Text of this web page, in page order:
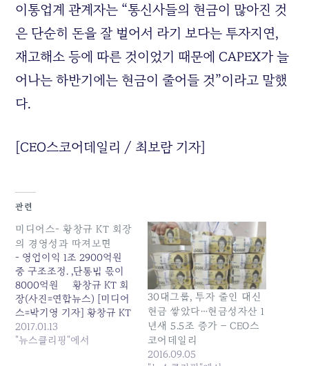
이통업계 관계자는 “통신사들의 현금이 많아진 것
은 단순히 돈을 잘 벌어서 라기 보다는 투자지연,
재고해소 등에 따른 것이었기 때문에 CAPEX가 늘
어나는 하반기에는 현금이 줄어들 것”이라고 말했
다.
[CEO스코어데일리 / 최보람 기자]
관련
미디어스- 황창규 KT 회장
의 경영성과 따져보면
- 영업이익 1조 2900억원
중 구조조정. ,단통법 몫이
8000억원 황창규 KT 회
장(사진=연합뉴스) [미디어
스=박기영 기자] 황창규 KT
회장이 지난 6일 연임의사
를 밝혔다. 이에 대해 대다
2017.01.13
"뉴스클리핑"에서
30대그룹, 투자 줄인 대신
현금 쌓았다…현금성자산 1
년새 5.5조 증가 – CEO스
코어데일리
2016.09.05